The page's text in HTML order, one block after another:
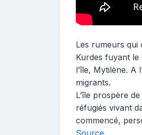
Les rumeurs qui
Kurdes fuyant
l’île, Mytilène. A
migrants.
L’île prospère
réfugiés vivant
commencé,
Source